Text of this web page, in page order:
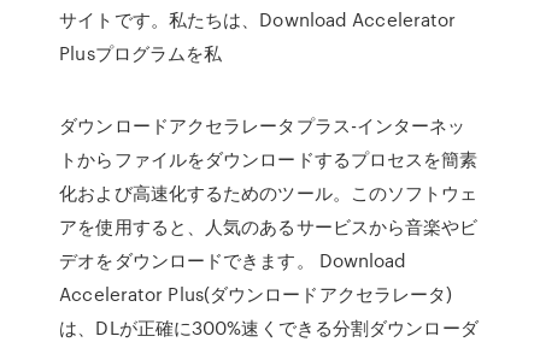
サイトです。私たちは、Download Accelerator
Plusプログラムを私
ダウンロードアクセラレータプラス-インターネッ
トからファイルをダウンロードするプロセスを簡素
化および高速化するためのツール。このソフトウェ
アを使用すると、人気のあるサービスから音楽やビ
デオをダウンロードできます。 Download
Accelerator Plus(ダウンロードアクセラレータ)
は、DLが正確に300%速くできる分割ダウンローダ